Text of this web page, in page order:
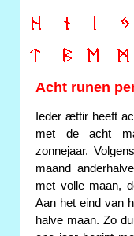
Acht runen
Ieder ættir heeft
met de acht
zonnejaar.
maand
met volle maan,
Aan het eind van
halve maan. Zo